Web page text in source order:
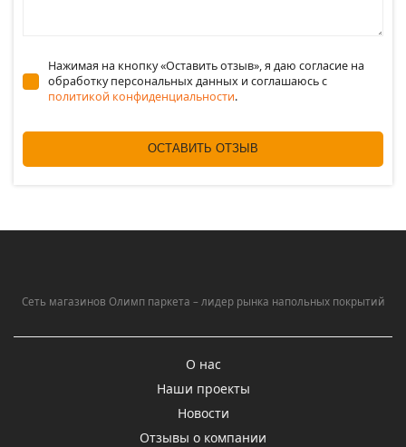
Нажимая на кнопку «Оставить отзыв», я даю согласие на
обработку персональных данных и соглашаюсь c
политикой конфиденциальности.
ОСТАВИТЬ ОТЗЫВ
Сеть магазинов Олимп паркета – лидер рынка напольных покрытий
О нас
Наши проекты
Новости
Отзывы о компании